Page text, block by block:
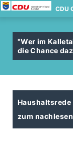
CDU
"Wer im
die Chance
zum nachlesen